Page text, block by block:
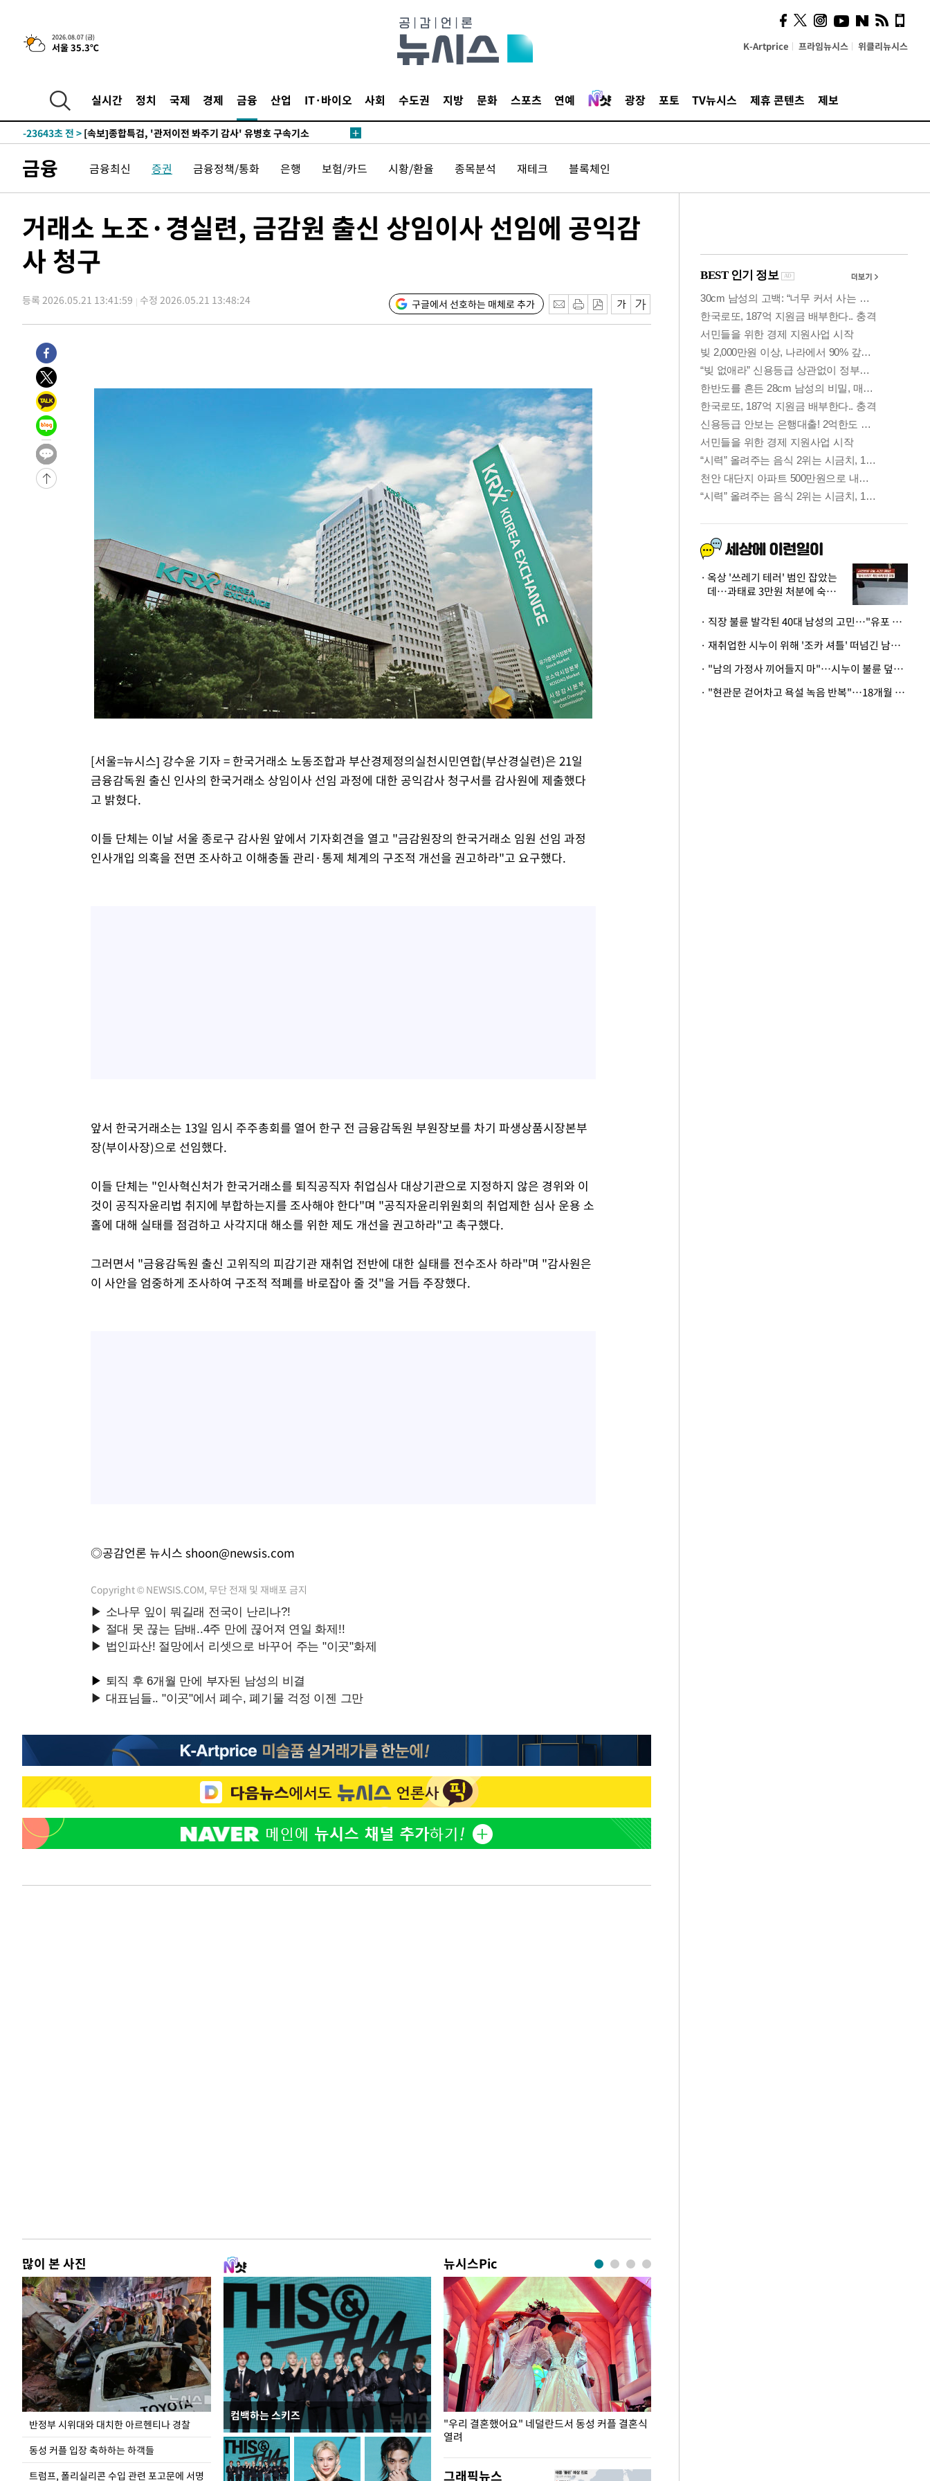
2026.08.07 (금)
서울 35.3℃ K-Artprice 프라임뉴시스 위클리뉴시스
실시간 정치 국제 경제 금융 산업 IT·바이오 사회 수도권 지방 문화 스포츠 연예 광장 포토 TV뉴시스 제휴 콘텐츠 제보
-2579초 전 >[속보] 뉴욕증시, 일제 하락 마감…나스닥 0.06%↓
-26617초 전 >
[속보] 7월 중국 수출 23.9%↑ 수입 27.5%↑…무역총액
25.3%↑
-23777초 전 >
-23643초 전 > [속보]종합특검, '관저이전 봐주기 감사' 유병호 구속기소
-19493초 전 >
[속보]'300억원대 사기 혐의' 차가원 대표 구속 송치
-18687초 전 >"미 전국적 살모네라 식중독 원인은 멕시코산 할라피뇨"-- CDC
-17081초 전 >[속보]합수본, '투표율 허위 입력' 중앙·서울·경기도 선관위 등 9곳
압수수색
-16836초 전 >[속보]원·달러 환율, 오전 9시 1423.8원
-16632초 전 >[속보]삼성전자·SK하이닉스 동반 강보합…1%대 상승 출발
-16586초 전 >[속보]코스피, 6300선 재탈환…1.09% 오른 6365.07 개장
-13751초 전 >시리아 다마스쿠스 교외에서 미니버스 폭발.. 14명 부상, 3명은 중
-13049초 전 >
-8013초 전 >
례 큰 폭발음
-6728초 전 >
[속보]美, 폴리실리콘 수입 규제…파생제품 15% 관세, 120일 후 발
-4879초 전 >
-2579초 전 >
-31292초 전 >
[속보]국힘 윤리위, '돌려차기 발언' 진종오·서범수 징계 절차 개시
-26617초 전 >
25.3%↑
-23777초 전 >
[속보]종합특검, '관저이전 봐주기 감사' 유병호 구속기소
민주 콩고 에볼라환자 4천명 돌파, 4053명 발생 1850명 사망
[속보]'300억원대 사기 혐의' 차가원 대표 구속 송치
"미 전국적 살모네라 식중독 원인은 멕시코산 할라피뇨"-- CDC
[속보]경찰·노동부, HL만도 평택사업장 끼임 사망 관련 압수수색
[속보]합수본, '투표율 허위 입력' 중앙·서울·경기도 선관위 등 9곳
[속보]원·달러 환율, 오전 9시 1423.8원
[속보]삼성전자·SK하이닉스 동반 강보합…1%대 상승 출발
[속보]코스닥, 5.95포인트(0.74%) 상승한 807.62개장
[속보]코스피, 6300선 재탈환…1.09% 오른 6365.07 개장
시리아 다마스쿠스 교외에서 미니버스 폭발.. 14명 부상, 3명은 중
입추에도 극한더위…서울 낮 39도 '폭염중대경보'
[속보]美, 폴리실리콘 수입 규제…파생제품 15% 관세, 120일 후 발
[속보]트럼프, 美 원정출산 금지 행정명령 서명
[속보] 뉴욕증시, 일제 하락 마감…나스닥 0.06%↓
금융 금융최신 증권 금융정책/통화 은행 보험/카드 시황/환율 종목분석 재테크 블록체인
거래소 노조·경실련, 금감원 출신 상임이사 선임에 공익감
사 청구
등록 2026.05.21 13:41:59 수정 2026.05.21 13:48:24 구글에서 선호하는 매체로 추가
[서울=뉴시스] 강수윤 기자 = 한국거래소 노동조합과 부산경제정의실천시민연합(부산경실련)은 21일
금융감독원 출신 인사의 한국거래소 상임이사 선임 과정에 대한 공익감사 청구서를 감사원에 제출했다
고 밝혔다.
이들 단체는 이날 서울 종로구 감사원 앞에서 기자회견을 열고 "금감원장의 한국거래소 임원 선임 과정
인사개입 의혹을 전면 조사하고 이해충돌 관리·통제 체계의 구조적 개선을 권고하라"고 요구했다.
앞서 한국거래소는 13일 임시 주주총회를 열어 한구 전 금융감독원 부원장보를 차기 파생상품시장본부
장(부이사장)으로 선임했다.
이들 단체는 "인사혁신처가 한국거래소를 퇴직공직자 취업심사 대상기관으로 지정하지 않은 경위와 이
것이 공직자윤리법 취지에 부합하는지를 조사해야 한다"며 "공직자윤리위원회의 취업제한 심사 운용 소
홀에 대해 실태를 점검하고 사각지대 해소를 위한 제도 개선을 권고하라"고 촉구했다.
그러면서 "금융감독원 출신 고위직의 피감기관 재취업 전반에 대한 실태를 전수조사 하라"며 "감사원은
이 사안을 엄중하게 조사하여 구조적 적폐를 바로잡아 줄 것"을 거듭 주장했다.
◎공감언론 뉴시스 shoon@newsis.com
Copyright © NEWSIS.COM, 무단 전재 및 재배포 금지
많이 본 사진
반정부 시위대와 대치한 아르헨티나 경찰
동성 커플 입장 축하하는 하객들
트럼프, 폴리실리콘 수입 관련 포고문에 서명
컴백하는 스키즈
뉴시스Pic
입추 코앞인데 전국엔 찜통 더위
"우리 결혼했어요" 네덜란드서 동성 커플 결혼식
열려
그래픽뉴스
시, 스마트폰 액세서리에
NFC 더했다
옥상 '쓰레기 테러' 범인 잡았는
데…과태료 3만원 처분에 숙박업
· 직장 불륜 발각된 40대 남성의 고민…"유포 동료 명예훼손·협박죄 고소 가능할까"
· 재취업한 시누이 위해 '조카 셔틀' 떠넘긴 남편…아내 "난 못한다"
· "남의 가정사 끼어들지 마"…시누이 불륜 덮으려는 남편에 억울한 아내
· "현관문 걷어차고 욕설 녹음 반복"…18개월 아기 키우는 집 뒤흔든 '앞집의 비극'